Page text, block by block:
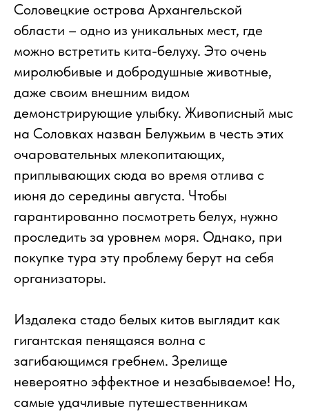
Соловецкие острова Архангельской
области – одно из уникальных мест, где
можно встретить кита-белуху. Это очень
миролюбивые и добродушные животные,
даже своим внешним видом
демонстрирующие улыбку. Живописный мыс
на Соловках назван Белужьим в честь этих
очаровательных млекопитающих,
приплывающих сюда во время отлива с
июня до середины августа. Чтобы
гарантированно посмотреть белух, нужно
проследить за уровнем моря. Однако, при
покупке тура эту проблему берут на себя
организаторы.
Издалека стадо белых китов выглядит как
гигантская пенящаяся волна с
загибающимся гребнем. Зрелище
невероятно эффектное и незабываемое! Но,
самые удачливые путешественникам